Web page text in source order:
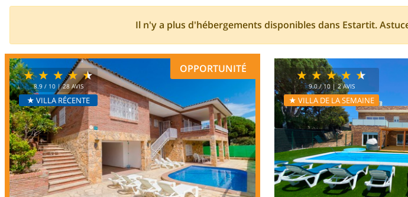
Il n'y a plus d'hébergements disponibles dans Estartit.
8.9/ 10 |28 AVIS
★ VILLA RÉCENTE
OPPORTUNITÉ
9.0/ 10 |2 AVIS
★ VILLA DE LA SEMAINE